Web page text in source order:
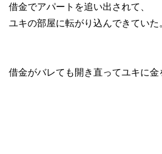
借金でアパートを追い出されて、
ユキの部屋に転がり込んできていた
借金がバレても開き直ってユキに金